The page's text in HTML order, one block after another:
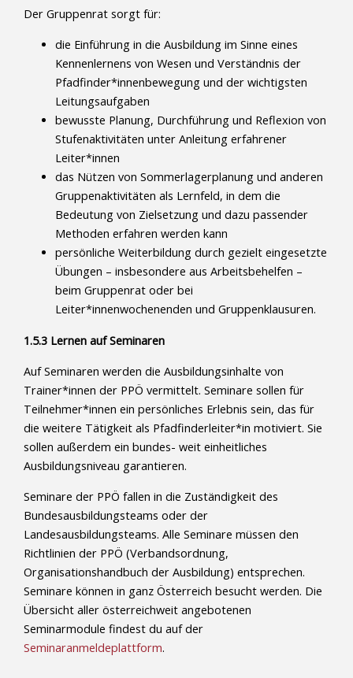
Der Gruppenrat sorgt für:
die Einführung in die Ausbildung im Sinne eines
Kennenlernens von Wesen und Verständnis der
Pfadfinder*innenbewegung und der wichtigsten
Leitungsaufgaben
bewusste Planung, Durchführung und Reflexion von
Stufenaktivitäten unter Anleitung erfahrener
Leiter*innen
das Nützen von Sommerlagerplanung und anderen
Gruppenaktivitäten als Lernfeld, in dem die
Bedeutung von Zielsetzung und dazu passender
Methoden erfahren werden kann
persönliche Weiterbildung durch gezielt eingesetzte
Übungen – insbesondere aus Arbeitsbehelfen –
beim Gruppenrat oder bei
Leiter*innenwochenenden und Gruppenklausuren.
1.5.3 Lernen auf Seminaren
Auf Seminaren werden die Ausbildungsinhalte von
Trainer*innen der PPÖ vermittelt. Seminare sollen für
Teilnehmer*innen ein persönliches Erlebnis sein, das für
die weitere Tätigkeit als Pfadfinderleiter*in motiviert. Sie
sollen außerdem ein bundes- weit einheitliches
Ausbildungsniveau garantieren.
Seminare der PPÖ fallen in die Zuständigkeit des
Bundesausbildungsteams oder der
Landesausbildungsteams. Alle Seminare müssen den
Richtlinien der PPÖ (Verbandsordnung,
Organisationshandbuch der Ausbildung) entsprechen.
Seminare können in ganz Österreich besucht werden. Die
Übersicht aller österreichweit angebotenen
Seminarmodule findest du auf der
Seminaranmeldeplattform.